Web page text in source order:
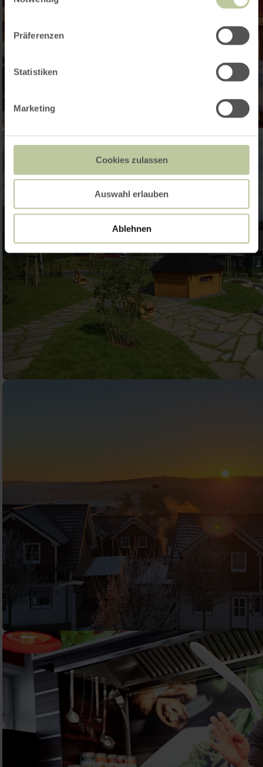
Präferenzen
Statistiken
Marketing
Cookies zulassen
Auswahl erlauben
Ablehnen